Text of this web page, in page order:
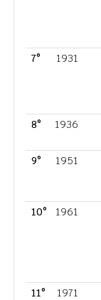
7°
1931
8°
1936
9°
1951
10°
1961
11°
1971